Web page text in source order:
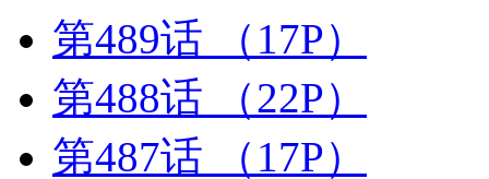
第489话
（17P）
第488话
（22P）
第487话
（17P）